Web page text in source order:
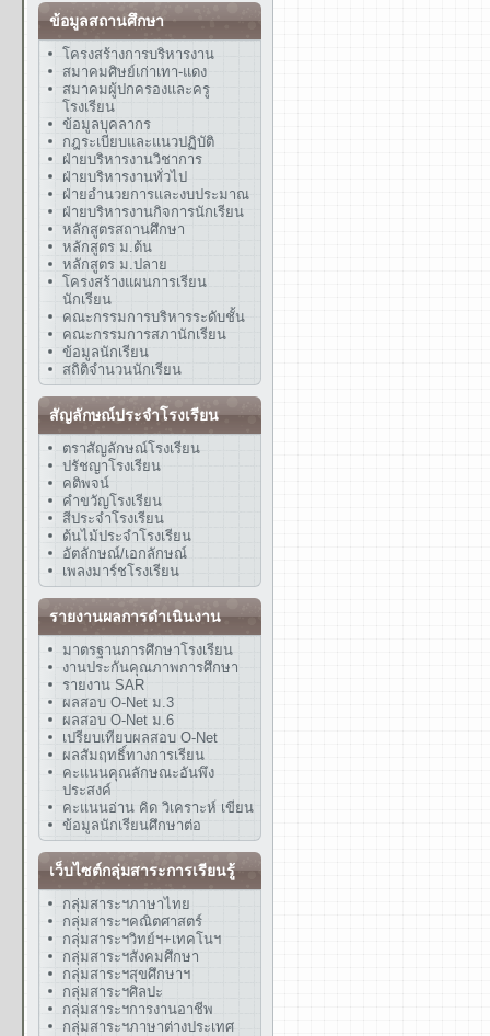
ข้อมูลสถานศึกษา
โครงสร้างการบริหารงาน
สมาคมศิษย์เก่าเทา-แดง
สมาคมผู้ปกครองและครู
โรงเรียน
ข้อมูลบุคลากร
กฎระเบียบและแนวปฏิบัติ
ฝ่ายบริหารงานวิชาการ
ฝ่ายบริหารงานทั่วไป
ฝ่ายอำนวยการและงบประมาณ
ฝ่ายบริหารงานกิจการนักเรียน
หลักสูตรสถานศึกษา
หลักสูตร ม.ต้น
หลักสูตร ม.ปลาย
โครงสร้างแผนการเรียน
นักเรียน
คณะกรรมการบริหารระดับชั้น
คณะกรรมการสภานักเรียน
ข้อมูลนักเรียน
สถิติจำนวนนักเรียน
สัญลักษณ์ประจำโรงเรียน
ตราสัญลักษณ์โรงเรียน
ปรัชญาโรงเรียน
คติพจน์
คำขวัญโรงเรียน
สีประจำโรงเรียน
ต้นไม้ประจำโรงเรียน
อัตลักษณ์/เอกลักษณ์
เพลงมาร์ชโรงเรียน
รายงานผลการดำเนินงาน
มาตรฐานการศึกษาโรงเรียน
งานประกันคุณภาพการศึกษา
รายงาน SAR
ผลสอบ O-Net ม.3
ผลสอบ O-Net ม.6
เปรียบเทียบผลสอบ O-Net
ผลสัมฤทธิ์ทางการเรียน
คะแนนคุณลักษณะอันพึง
ประสงค์
คะแนนอ่าน คิด วิเคราะห์ เขียน
ข้อมูลนักเรียนศึกษาต่อ
เว็บไซต์กลุ่มสาระการเรียนรู้
กลุ่มสาระฯภาษาไทย
กลุ่มสาระฯคณิตศาสตร์
กลุ่มสาระฯวิทย์ฯ+เทคโนฯ
กลุ่มสาระฯสังคมศึกษา
กลุ่มสาระฯสุขศึกษาฯ
กลุ่มสาระฯศิลปะ
กลุ่มสาระฯการงานอาชีพ
กลุ่มสาระฯภาษาต่างประเทศ